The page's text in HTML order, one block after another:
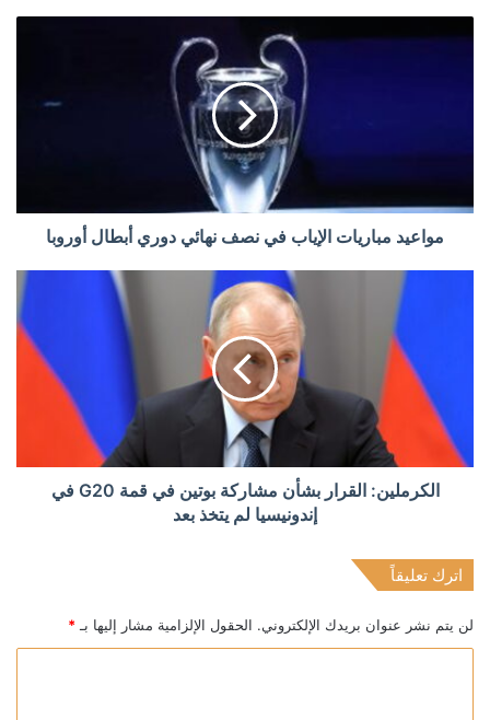
مواعيد مباريات الإياب في نصف نهائي دوري أبطال أوروبا
الكرملين: القرار بشأن مشاركة بوتين في قمة G20 في
إندونيسيا لم يتخذ بعد
اترك تعليقاً
لن يتم نشر عنوان بريدك الإلكتروني. الحقول الإلزامية مشار إليها بـ *